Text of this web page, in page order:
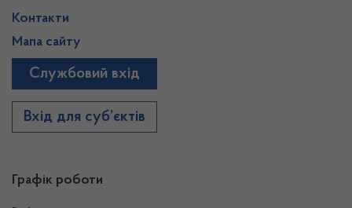
Графік роботи
Контакти
Мапа сайту
Службовий вхід
Вхід для суб’єктів